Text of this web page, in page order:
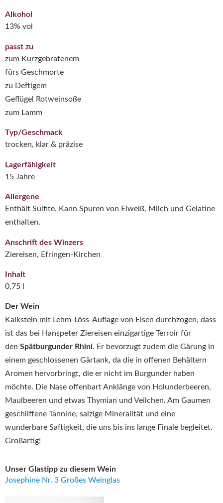
Der Wein
Kalkstein mit Lehm-Löss-Auflage von Eisen durchzogen, dass
ist das bei Hanspeter Ziereisen einzigartige Terroir für
den Spätburgunder Rhini. Er bevorzugt zudem die Gärung in
einem geschlossenen Gärtank, da die in offenen Behältern
Aromen hervorbringt, die er nicht im Burgunder haben
möchte. Die Nase offenbart Anklänge von Holunderbeeren,
Maulbeeren und etwas Thymian und Veilchen. Am Gaumen
geschliffene Tannine, salzige Mineralität und eine
wunderbare Saftigkeit, die uns bis ins lange Finale begleitet.
Großartig!
Unser Glastipp zu diesem Wein
Josephine Nr. 3 Großes Weinglas
Alkohol
13% vol
passt zu
zum Kurzgebratenem
fürs Geschmorte
zu Deftigem
Geflügel Rotweinsoße
zum Lamm
Typ/Geschmack
trocken, klar & präzise
Lagerfähigkeit
15 Jahre
Allergene
Enthält Sulfite. Kann Spuren von Eiweiß, Milch und Gelatine
enthalten.
Anschrift des Winzers
Ziereisen, Efringen-Kirchen
Inhalt
0,75 l